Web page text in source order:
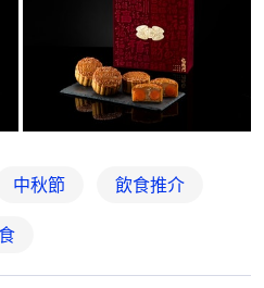
中秋節 飲食推介